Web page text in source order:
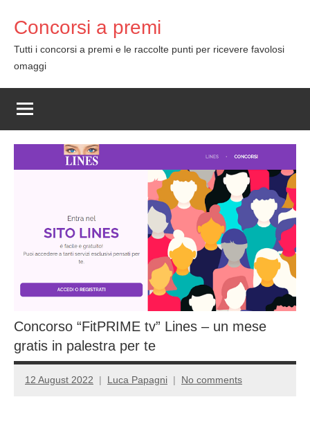
content
Concorsi a premi
Tutti i concorsi a premi e le raccolte punti per ricevere favolosi
omaggi
Concorso “FitPRIME tv” Lines – un mese
gratis in palestra per te
12 August 2022 Luca Papagni No comments